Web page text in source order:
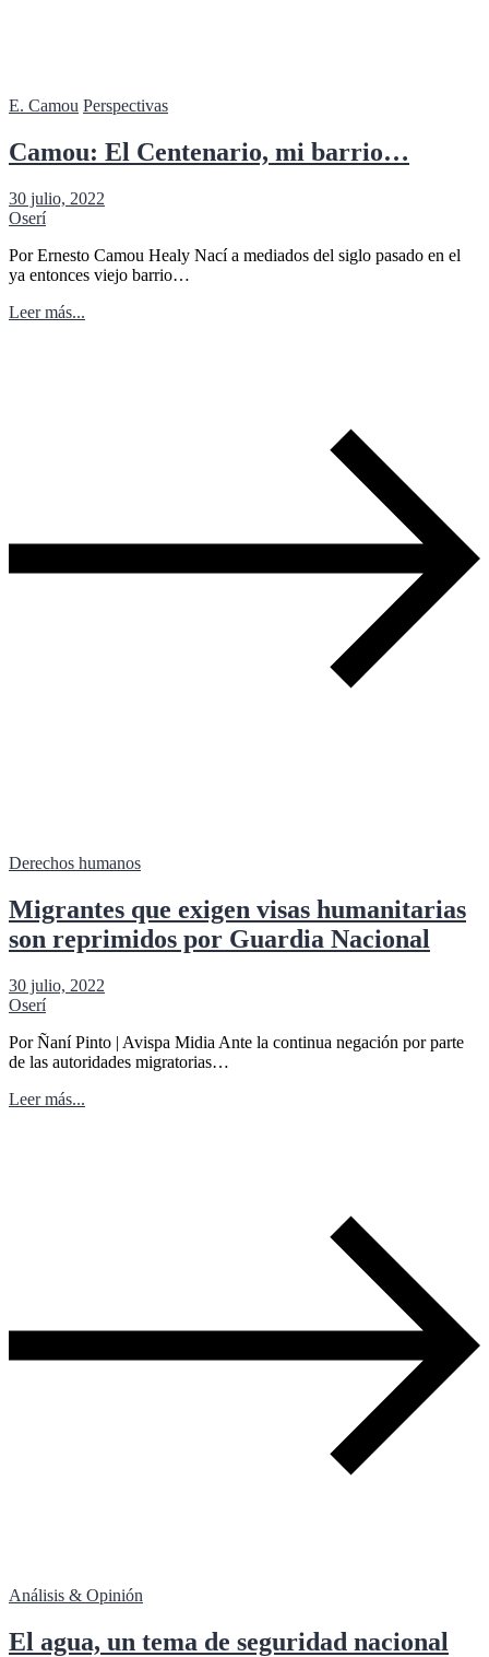
E. Camou Perspectivas
Camou: El Centenario, mi barrio…
30 julio, 2022
Oserí
Por Ernesto Camou Healy Nací a mediados del siglo pasado en el
ya entonces viejo barrio…
Leer más...
Derechos humanos
Migrantes que exigen visas humanitarias
son reprimidos por Guardia Nacional
30 julio, 2022
Oserí
Por Ñaní Pinto | Avispa Midia Ante la continua negación por parte
de las autoridades migratorias…
Leer más...
Análisis & Opinión
El agua, un tema de seguridad nacional